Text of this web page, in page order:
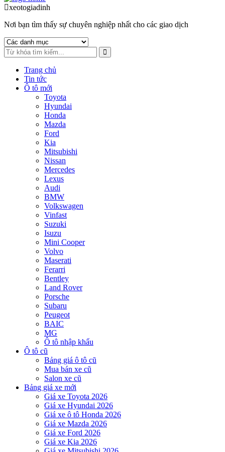
to
toxeotogiadinh
Nơi bạn tìm thấy sự chuyên nghiệp nhất cho các giao dịch
Trang chủ
Tin tức
Ô tô mới
Toyota
Hyundai
Honda
Mazda
Ford
Kia
Mitsubishi
Nissan
Mercedes
Lexus
Audi
BMW
Volkswagen
Vinfast
Suzuki
Isuzu
Mini Cooper
Volvo
Maserati
Ferarri
Bentley
Land Rover
Porsche
Subaru
Peugeot
BAIC
MG
Ô tô nhập khẩu
Ô tô cũ
Bảng giá ô tô cũ
Mua bán xe cũ
Salon xe cũ
Bảng giá xe mới
Giá xe Toyota 2026
Giá xe Hyundai 2026
Giá xe ô tô Honda 2026
Giá xe Mazda 2026
Giá xe Ford 2026
Giá xe Kia 2026